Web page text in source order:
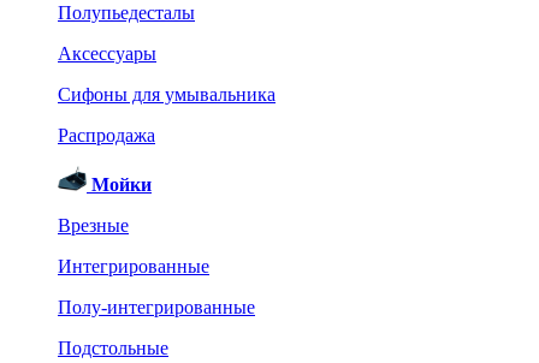
Полупьедесталы
Аксессуары
Сифоны для умывальника
Распродажа
Мойки
Врезные
Интегрированные
Полу-интегрированные
Подстольные